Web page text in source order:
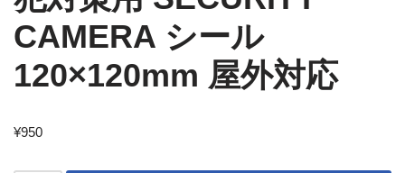
CAMERA シール
120×120mm 屋外対応
¥950